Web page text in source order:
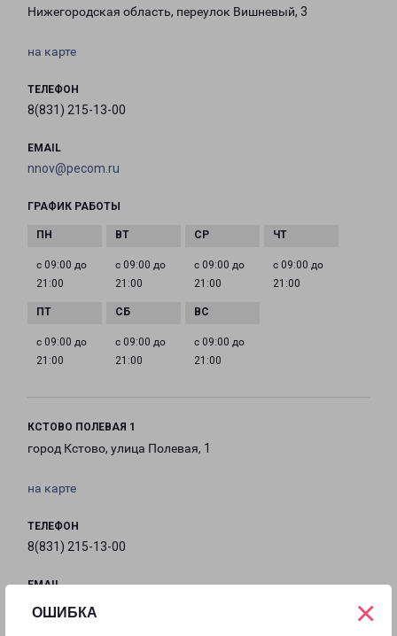
ОШИБКА ×
Нижегородская область, переулок Вишневый, 3
на карте
ТЕЛЕФОН
8(831) 215-13-00
EMAIL
nnov@pecom.ru
ГРАФИК РАБОТЫ
с 09:00 до
21:00
с 09:00 до
21:00
с 09:00 до
21:00
с 09:00 до
21:00
с 09:00 до
21:00
с 09:00 до
21:00
с 09:00 до
21:00
КСТОВО ПОЛЕВАЯ 1
город Кстово, улица Полевая, 1
на карте
ТЕЛЕФОН
8(831) 215-13-00
EMAIL
nnov@pecom.ru